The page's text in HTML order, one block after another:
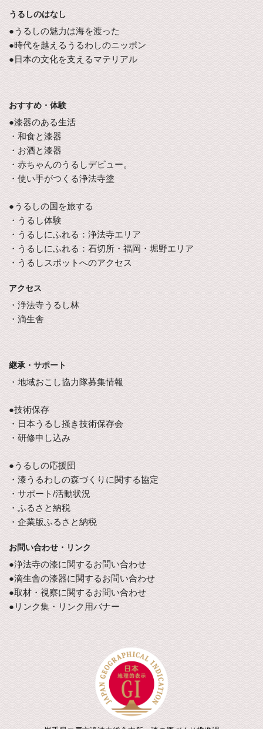
うるしのはなし
●うるしの魅力は海を渡った
●時代を越えるうるわしのニッポン
●日本の文化を支えるマテリアル
おすすめ・体験
●漆器のある生活
・和食と漆器
・お酒と漆器
・赤ちゃんのうるしデビュー。
・使い手がつくる浄法寺塗
●うるしの国を旅する
・うるし体験
・うるしにふれる：浄法寺エリア
・うるしにふれる：石切所・福岡・堀野エリア
・うるしスポットへのアクセス
アクセス
・浄法寺うるし林
・滴生舎
継承・サポート
・地域おこし協力隊募集情報
●技術保存
・日本うるし掻き技術保存会
・研修申し込み
●うるしの応援団
・漆うるわしの森づくりに関する協定
・サポート/活動状況
・ふるさと納税
・企業版ふるさと納税
お問い合わせ・リンク
●浄法寺の漆に関するお問い合わせ
●滴生舎の漆器に関するお問い合わせ
●取材・視察に関するお問い合わせ
●リンク集・リンク用バナー